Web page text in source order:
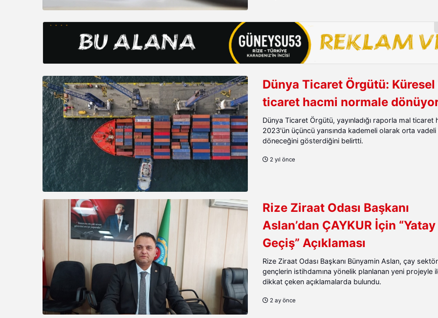
Dünya Ticaret Örgütü: Küresel
ticaret hacmi normale
Dünya Ticaret Örgütü, yayınladığı raporla mal ticaret
2023'ün üçüncü yarısında kademeli olarak orta
döneceğini gösterdiğini belirtti.
2 yıl önce
Rize Ziraat Odası Başkanı
Aslan’dan ÇAYKUR İçin “Yatay
Geçiş” Açıklaması
Rize Ziraat Odası Başkanı Bünyamin Aslan, çay
gençlerin istihdamına yönelik planlanan yeni projeyle
dikkat çeken açıklamalarda bulundu.
2 ay önce